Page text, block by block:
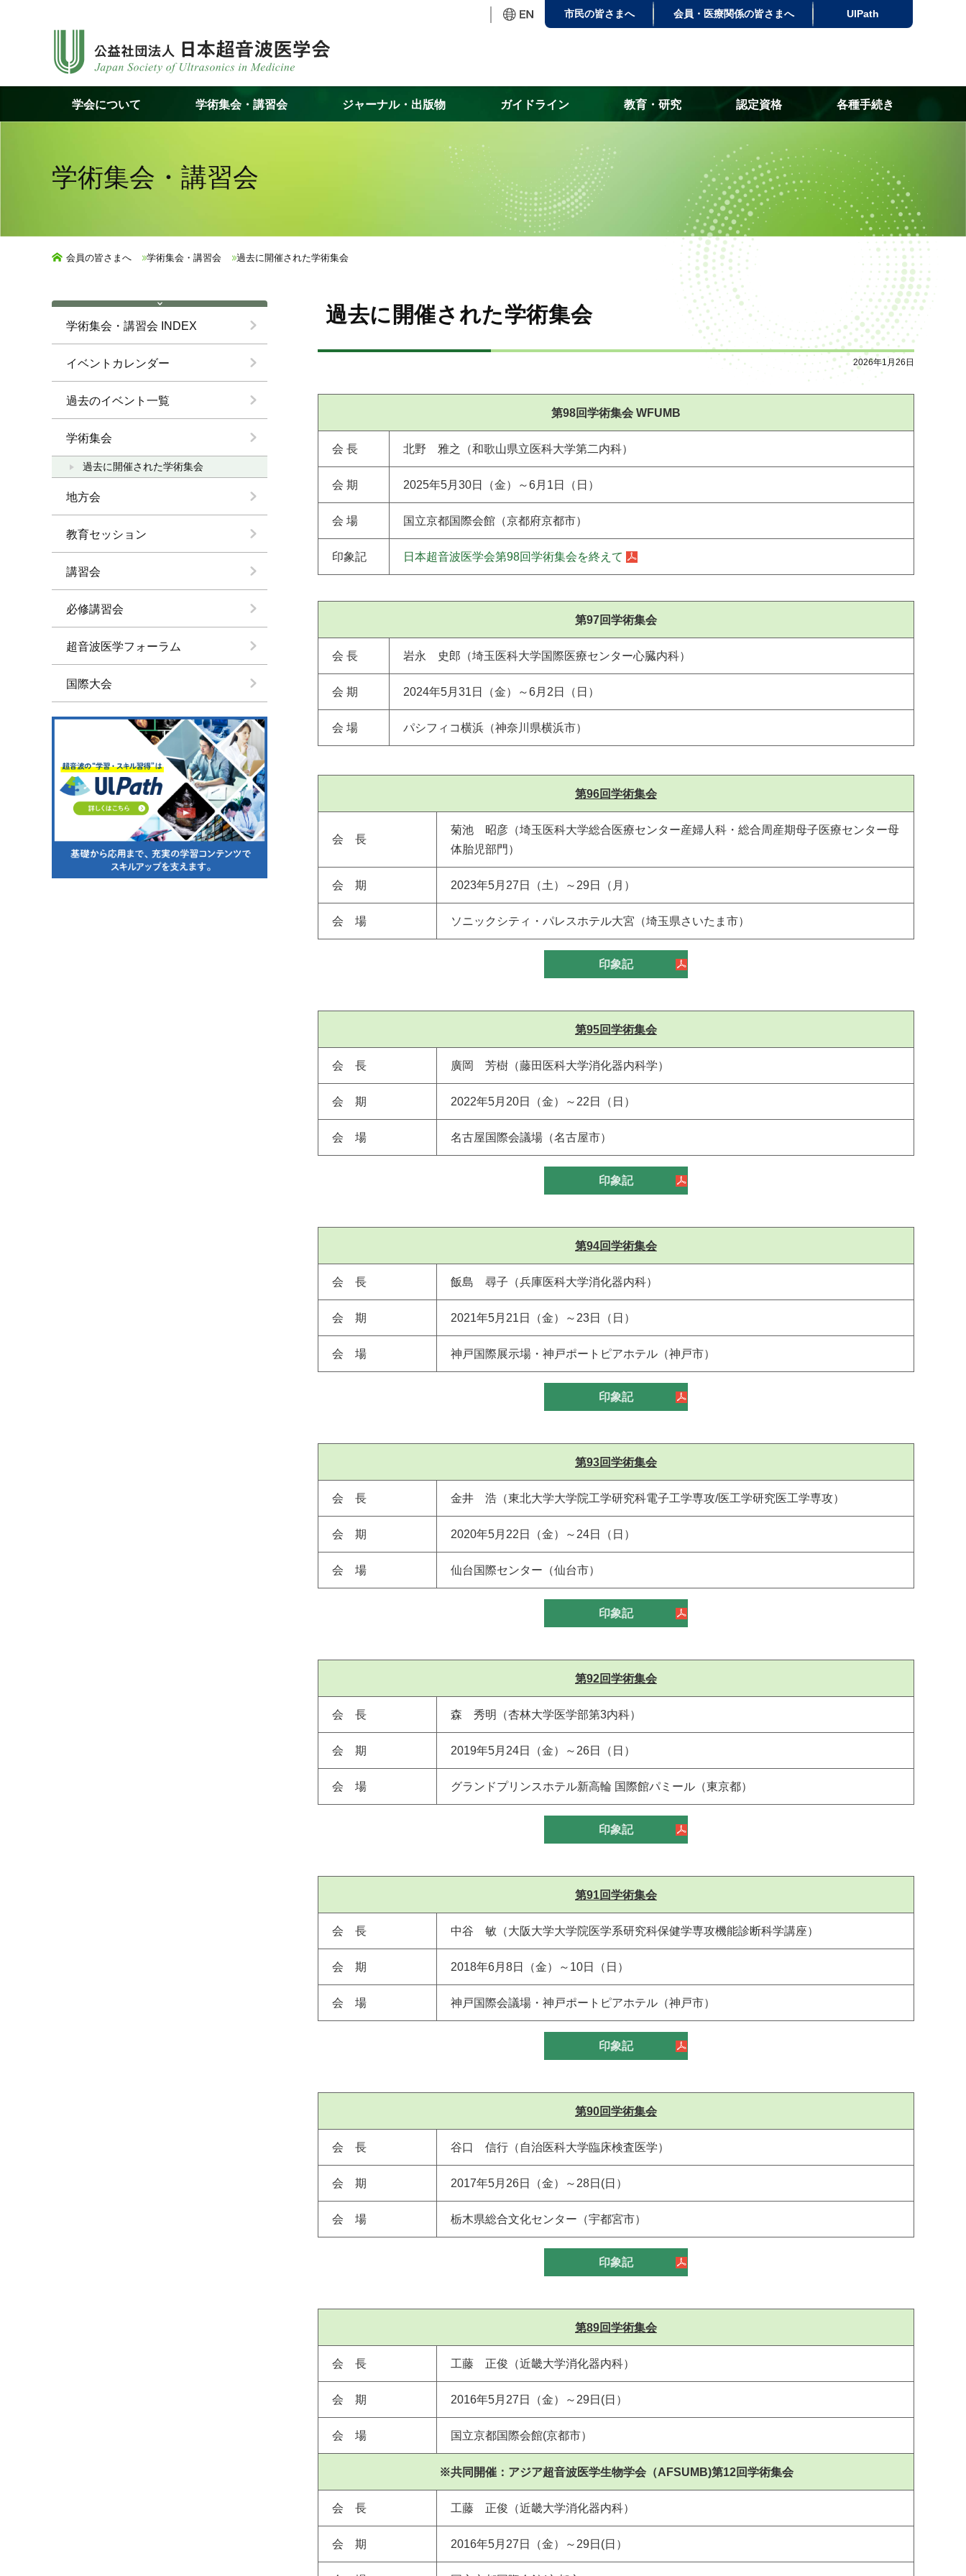
ツ
ス
市民の皆さまへ 会員・医療関係の皆さまへ UlPath
学会について 学術集会・講習会 ジャーナル・出版物 ガイドライン 教育・研究 認定資格 各種手続き
学術集会・講習会
会員の皆さまへ 学術集会・講習会 過去に開催された学術集会
学術集会・講習会 INDEX
イベントカレンダー
過去のイベント一覧
学術集会
過去に開催された学術集会
地方会
教育セッション
講習会
必修講習会
超音波医学フォーラム
国際大会
過去に開催された学術集会
2026年1月26日
第98回学術集会 WFUMB
会 長 北野 雅之（和歌山県立医科大学第二内科）
会 期 2025年5月30日（金）～6月1日（日）
会 場 国立京都国際会館（京都府京都市）
印象記 日本超音波医学会第98回学術集会を終えて
第97回学術集会
会 長 岩永 史郎（埼玉医科大学国際医療センター心臓内科）
会 期 2024年5月31日（金）～6月2日（日）
会 場 パシフィコ横浜（神奈川県横浜市）
第96回学術集会
会 長
菊池 昭彦（埼玉医科大学総合医療センター産婦人科・総合周産期母子医療センター母
体胎児部門）
会 期 2023年5月27日（土）～29日（月）
会 場 ソニックシティ・パレスホテル大宮（埼玉県さいたま市）
印象記
第95回学術集会
会 長 廣岡 芳樹（藤田医科大学消化器内科学）
会 期 2022年5月20日（金）～22日（日）
会 場 名古屋国際会議場（名古屋市）
印象記
第94回学術集会
会 長 飯島 尋子（兵庫医科大学消化器内科）
会 期 2021年5月21日（金）～23日（日）
会 場 神戸国際展示場・神戸ポートピアホテル（神戸市）
印象記
第93回学術集会
会 長 金井 浩（東北大学大学院工学研究科電子工学専攻/医工学研究医工学専攻）
会 期 2020年5月22日（金）～24日（日）
会 場 仙台国際センター（仙台市）
印象記
第92回学術集会
会 長 森 秀明（杏林大学医学部第3内科）
会 期 2019年5月24日（金）～26日（日）
会 場 グランドプリンスホテル新高輪 国際館パミール（東京都）
印象記
第91回学術集会
会 長 中谷 敏（大阪大学大学院医学系研究科保健学専攻機能診断科学講座）
会 期 2018年6月8日（金）～10日（日）
会 場 神戸国際会議場・神戸ポートピアホテル（神戸市）
印象記
第90回学術集会
会 長 谷口 信行（自治医科大学臨床検査医学）
会 期 2017年5月26日（金）～28日(日）
会 場 栃木県総合文化センター（宇都宮市）
印象記
第89回学術集会
会 長 工藤 正俊（近畿大学消化器内科）
会 期 2016年5月27日（金）～29日(日）
会 場 国立京都国際会館(京都市）
※共同開催：アジア超音波医学生物学会（AFSUMB)第12回学術集会
会 長 工藤 正俊（近畿大学消化器内科）
会 期 2016年5月27日（金）～29日(日）